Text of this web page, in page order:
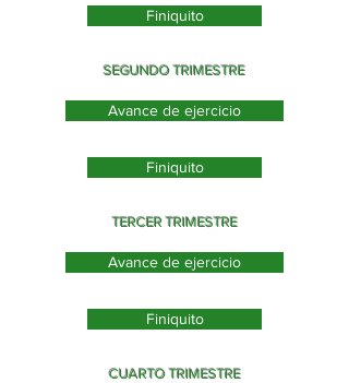
Finiquito
SEGUNDO TRIMESTRE
Avance de ejercicio
Finiquito
TERCER TRIMESTRE
Avance de ejercicio
Finiquito
CUARTO TRIMESTRE